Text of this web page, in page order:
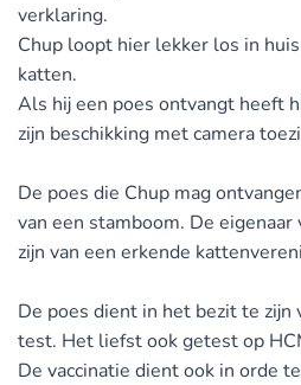
verklaring.
Chup loopt hier lekker los in
katten.
Als hij een poes ontvangt heeft
zijn beschikking met camera
De poes die Chup mag
van een stamboom. De
zijn van een erkende
De poes dient in het bezit te zijn
test. Het liefst ook getest op
De vaccinatie dient ook in orde